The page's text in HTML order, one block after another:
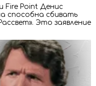
Fire Point Денис
способна сбивать
Это заявление